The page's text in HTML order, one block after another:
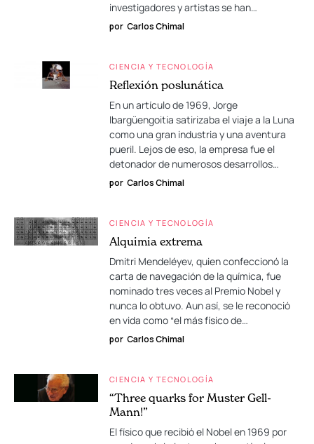
investigadores y artistas se han…
por Carlos Chimal
CIENCIA Y TECNOLOGÍA
Reflexión poslunática
En un artículo de 1969, Jorge
Ibargüengoitia satirizaba el viaje a la Luna
como una gran industria y una aventura
pueril. Lejos de eso, la empresa fue el
detonador de numerosos desarrollos…
por Carlos Chimal
CIENCIA Y TECNOLOGÍA
Alquimia extrema
Dmitri Mendeléyev, quien confeccionó la
carta de navegación de la química, fue
nominado tres veces al Premio Nobel y
nunca lo obtuvo. Aun así, se le reconoció
en vida como “el más físico de…
por Carlos Chimal
CIENCIA Y TECNOLOGÍA
“Three quarks for Muster Gell-
Mann!”
El físico que recibió el Nobel en 1969 por